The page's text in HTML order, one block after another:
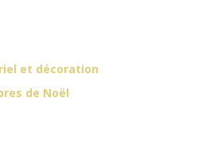
et décoration
de Noël